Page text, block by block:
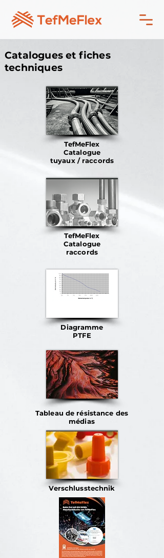
Catalogues et fiches
techniques
TefMeFlex
Catalogue
tuyaux / raccords
TefMeFlex
Catalogue
raccords
Diagramme
PTFE
Tableau de résistance des
médias
Verschlusstechnik